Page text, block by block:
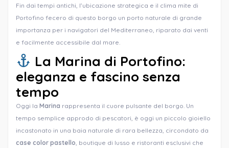
Fin dai tempi antichi, l’ubicazione strategica e il clima mite di
Portofino fecero di questo borgo un porto naturale di grande
importanza per i navigatori del Mediterraneo, riparato dai venti
e facilmente accessibile dal mare.
La Marina di Portofino:
eleganza e fascino senza
tempo
Oggi la Marina rappresenta il cuore pulsante del borgo. Un
tempo semplice approdo di pescatori, è oggi un piccolo gioiello
incastonato in una baia naturale di rara bellezza, circondato da
case color pastello , boutique di lusso e ristoranti esclusivi che